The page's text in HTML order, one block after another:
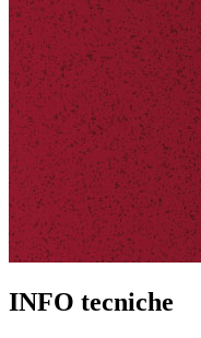
INFO tecniche